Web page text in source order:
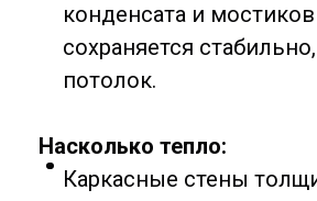
конденсата и
сохраняется
потолок.
Насколько тепло:
Каркасные стены